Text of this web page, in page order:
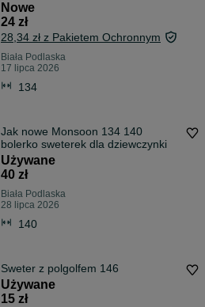
Nowe
24 zł
28,34 zł z Pakietem Ochronnym
Biała Podlaska
17 lipca 2026
134
Jak nowe Monsoon 134 140
bolerko sweterek dla dziewczynki
Używane
40 zł
Biała Podlaska
28 lipca 2026
140
Sweter z polgolfem 146
Używane
15 zł